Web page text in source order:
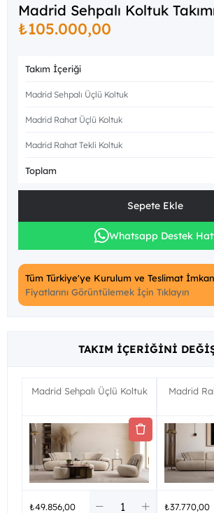
Madrid Sehpalı Koltuk
₺105.000,00
Takım İçeriği
Madrid Sehpalı Üçlü Koltuk
Madrid Rahat Üçlü Koltuk
Madrid Rahat Tekli Koltuk
Toplam
Whatsapp Destek
Tüm Türkiye'ye Kurulum ve Teslimat
Fiyatlarını Görüntülemek İçin Tıklayın
TAKIM İÇERIĞINI
Madrid Sehpalı Üçlü Koltuk
₺49.856,00
Madrid
₺37.770,00